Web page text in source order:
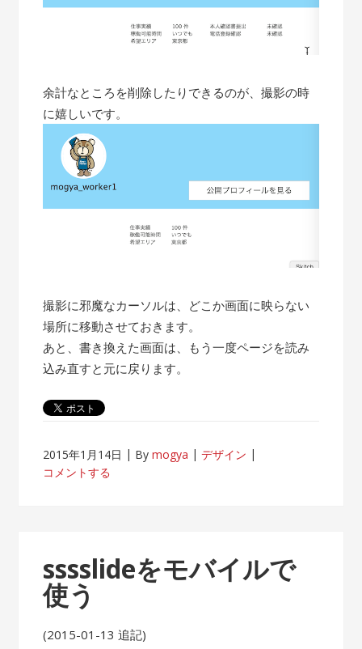
余計なところを削除したりできるのが、撮影の時
に嬉しいです。
撮影に邪魔なカーソルは、どこか画面に映らない
場所に移動させておきます。
あと、書き換えた画面は、もう一度ページを読み
込み直すと元に戻ります。
2015年1月14日 Bymogya
デザイン
コメントする
sssslideをモバイルで
使う
(2015-01-13 追記)